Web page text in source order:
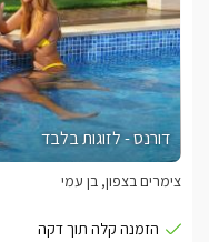
דורנס - לזוגות בלבד
צימרים בצפון, בן עמי